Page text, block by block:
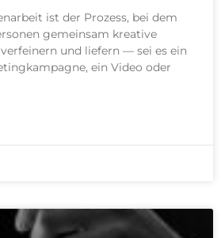
ist der Prozess, bei dem
gemeinsam kreative
und liefern — sei es ein
ein Video oder